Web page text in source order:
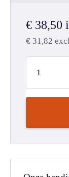
€ 38,50
€ 31,82